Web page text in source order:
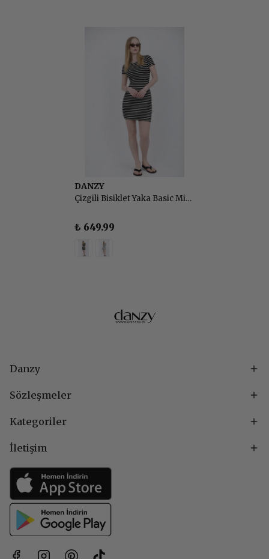
DANZY
Çizgili Bisiklet Yaka Basic Mini Elbise
₺ 649.99
Danzy
Sözleşmeler
Kategoriler
İletişim